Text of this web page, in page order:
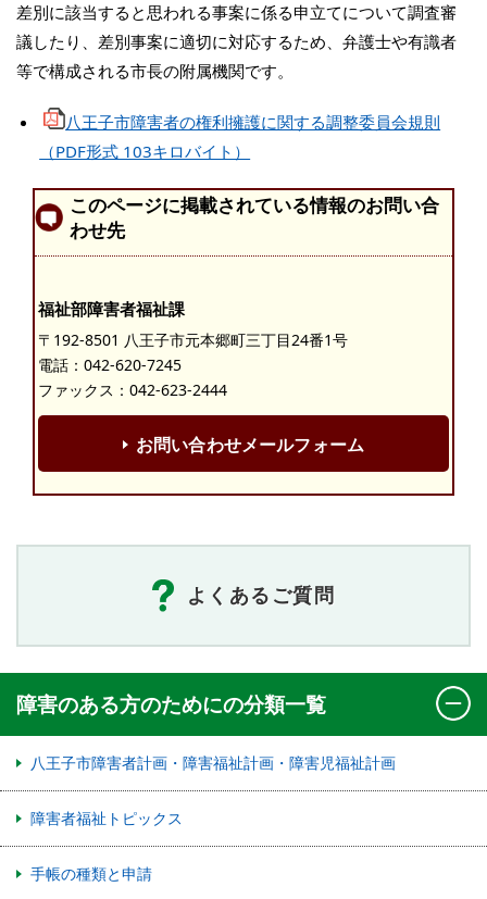
差別に該当すると思われる事案に係る申立てについて調査審
議したり、差別事案に適切に対応するため、弁護士や有識者
等で構成される市長の附属機関です。
八王子市障害者の権利擁護に関する調整委員会規則
（PDF形式 103キロバイト）
このページに掲載されている情報のお問い合
わせ先
福祉部障害者福祉課
〒192-8501 八王子市元本郷町三丁目24番1号
電話： 042-620-7245
ファックス：042-623-2444
お問い合わせメールフォーム
よくあるご質問
障害のある方のためにの分類一覧
八王子市障害者計画・障害福祉計画・障害児福祉計画
障害者福祉トピックス
手帳の種類と申請